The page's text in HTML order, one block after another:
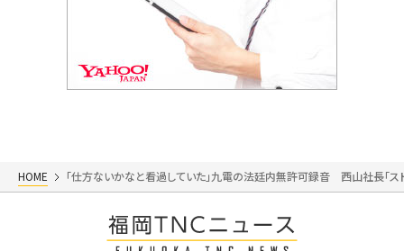
HOME 「仕方ないかなと看過していた」九電の法廷内無許可録音 西山社長